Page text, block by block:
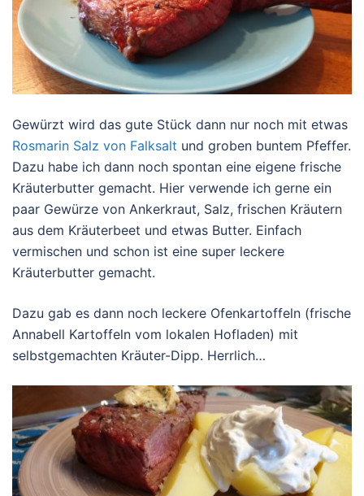
Gewürzt wird das gute Stück dann nur noch mit etwas
Rosmarin Salz von Falksalt und groben buntem Pfeffer.
Dazu habe ich dann noch spontan eine eigene frische
Kräuterbutter gemacht. Hier verwende ich gerne ein
paar Gewürze von Ankerkraut, Salz, frischen Kräutern
aus dem Kräuterbeet und etwas Butter. Einfach
vermischen und schon ist eine super leckere
Kräuterbutter gemacht.
Dazu gab es dann noch leckere Ofenkartoffeln (frische
Annabell Kartoffeln vom lokalen Hofladen) mit
selbstgemachten Kräuter-Dipp. Herrlich…